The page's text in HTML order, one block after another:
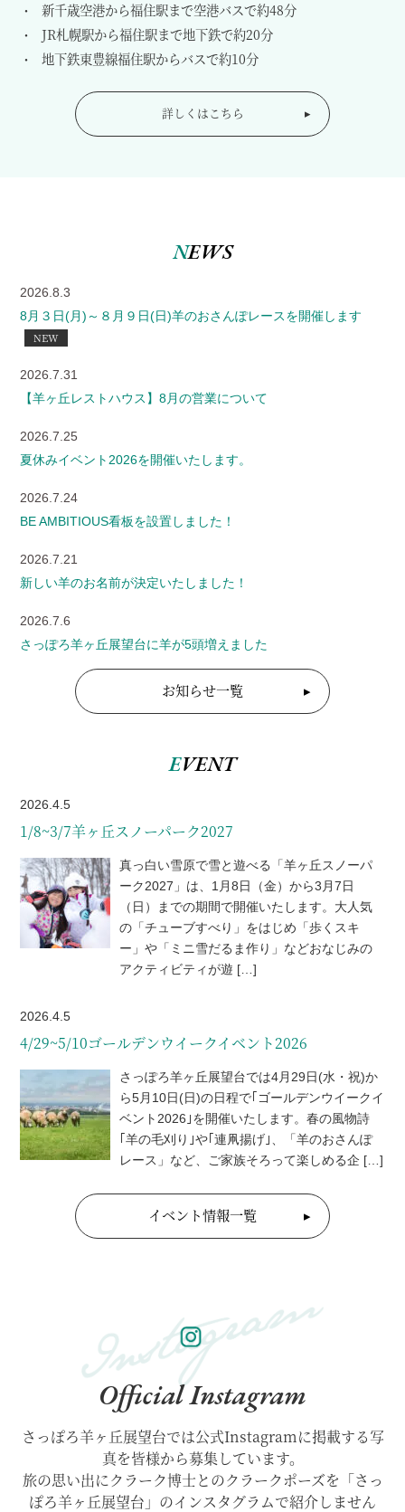
新千歳空港から福住駅まで空港バスで約48分
JR札幌駅から福住駅まで地下鉄で約20分
地下鉄東豊線福住駅からバスで約10分
詳しくはこちら
NEWS
2026.8.3
8月３日(月)～８月９日(日)羊のおさんぽレースを開催します
NEW
2026.7.31
【羊ヶ丘レストハウス】8月の営業について
2026.7.25
夏休みイベント2026を開催いたします。
2026.7.24
BE AMBITIOUS看板を設置しました！
2026.7.21
新しい羊のお名前が決定いたしました！
2026.7.6
さっぽろ羊ヶ丘展望台に羊が5頭増えました
お知らせ一覧
EVENT
2026.4.5
1/8~3/7羊ヶ丘スノーパーク2027
真っ白い雪原で雪と遊べる「羊ヶ丘スノーパ
ーク2027」は、1月8日（金）から3月7日
（日）までの期間で開催いたします。大人気
の「チューブすべり」をはじめ「歩くスキ
ー」や「ミニ雪だるま作り」などおなじみの
アクティビティが遊 […]
2026.4.5
4/29~5/10ゴールデンウイークイベント2026
さっぽろ羊ヶ丘展望台では4月29日(水・祝)か
ら5月10日(日)の日程で｢ゴールデンウイークイ
ベント2026｣を開催いたします。春の風物詩
｢羊の毛刈り｣や｢連凧揚げ｣、「羊のおさんぽ
レース」など、ご家族そろって楽しめる企 […]
イベント情報一覧
Official Instagram
さっぽろ羊ヶ丘展望台では公式Instagramに掲載する写
真を皆様から募集しています。
旅の思い出にクラーク博士とのクラークポーズを「さっ
ぽろ羊ヶ丘展望台」のインスタグラムで紹介しません